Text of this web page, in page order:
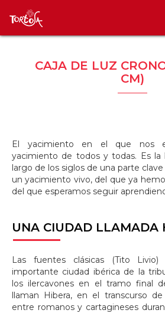
CAJA DE LUZ
CM)
El yacimiento en el que nos
yacimiento de todos y todas. Es la
largo de los siglos de una parte
un yacimiento vivo, del que ya
del que esperamos seguir
UNA CIUDAD LLAMADA
Las fuentes clásicas (Tito
importante ciudad ibérica de la
los ilercavones en el tramo final
llaman Hibera, en el transcurso
entre romanos y cartagineses